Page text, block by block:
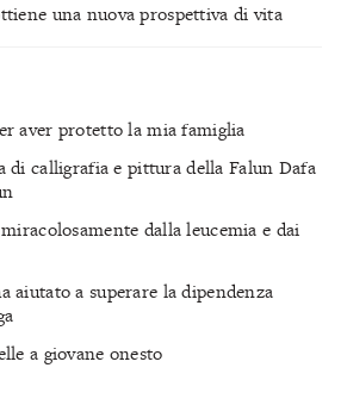
una nuova prospettiva di vita
aver protetto la mia famiglia
di calligrafia e pittura della Falun Dafa
dalla leucemia e dai
aiutato a superare la dipendenza
a giovane onesto